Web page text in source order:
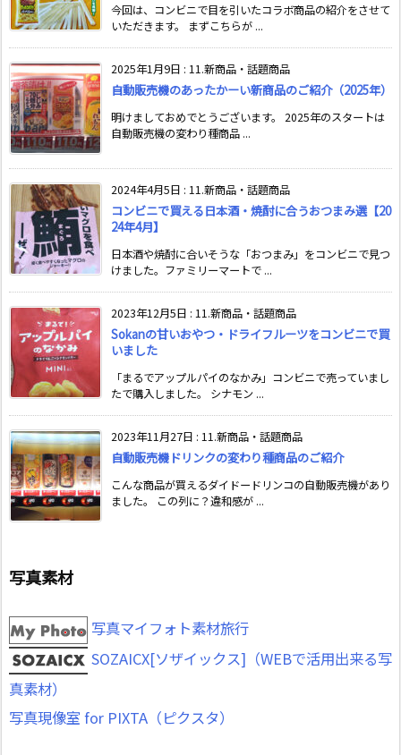
今回は、コンビニで目を引いたコラボ商品の紹介をさせて
いただきます。 まずこちらが ...
2025年1月9日 : 11.新商品・話題商品
自動販売機のあったかーい新商品のご紹介（2025年）
明けましておめでとうございます。 2025年のスタートは
自動販売機の変わり種商品 ...
2024年4月5日 : 11.新商品・話題商品
コンビニで買える日本酒・焼酎に合うおつまみ選【20
24年4月】
日本酒や焼酎に合いそうな「おつまみ」をコンビニで見つ
けました。ファミリーマートで ...
2023年12月5日 : 11.新商品・話題商品
Sokanの甘いおやつ・ドライフルーツをコンビニで買
いました
「まるでアップルパイのなかみ」コンビニで売っていまし
たで購入しました。 シナモン ...
2023年11月27日 : 11.新商品・話題商品
自動販売機ドリンクの変わり種商品のご紹介
こんな商品が買えるダイドードリンコの自動販売機があり
ました。 この列に？違和感が ...
写真素材
写真マイフォト素材旅行
SOZAICX[ソザイックス]（WEBで活用出来る写
真素材）
写真現像室 for PIXTA（ピクスタ）